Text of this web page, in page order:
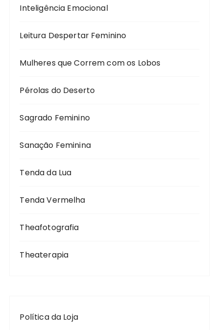
Inteligência Emocional
Leitura Despertar Feminino
Mulheres que Correm com os Lobos
Pérolas do Deserto
Sagrado Feminino
Sanação Feminina
Tenda da Lua
Tenda Vermelha
Theafotografia
Theaterapia
Política da Loja